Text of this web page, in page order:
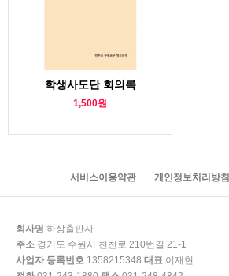
학생사도단 회의록
1,500원
서비스이용약관 개인정보처리방침
회사명 하상출판사
주소 경기도 수원시 천천로 210번길 21-1
사업자 등록번호 1358215348 대표 이재현